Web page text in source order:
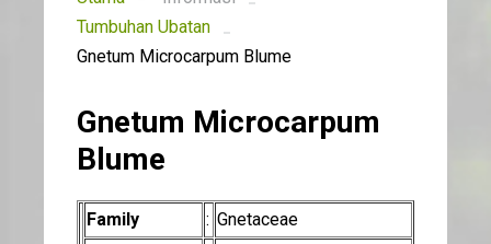
Tumbuhan Ubatan
Gnetum Microcarpum Blume
Gnetum Microcarpum
Blume
Family : Gnetaceae